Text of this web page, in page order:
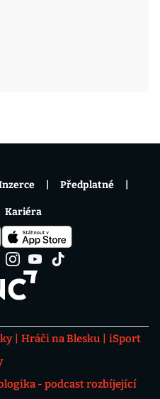
Hráči na Blesku
iSport
- podcast rozbíjející
Předplatné
Kariéra